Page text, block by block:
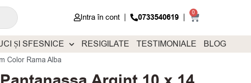
Intra în cont 0733540619 0
ȘI SFESNICE RESIGILATE TESTIMONIALE BLOG
Color Rama Alba